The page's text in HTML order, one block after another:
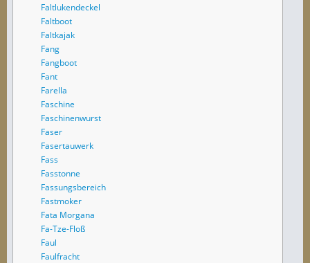
Faltlukendeckel
Faltboot
Faltkajak
Fang
Fangboot
Fant
Farella
Faschine
Faschinenwurst
Faser
Fasertauwerk
Fass
Fasstonne
Fassungsbereich
Fastmoker
Fata Morgana
Fa-Tze-Floß
Faul
Faulfracht